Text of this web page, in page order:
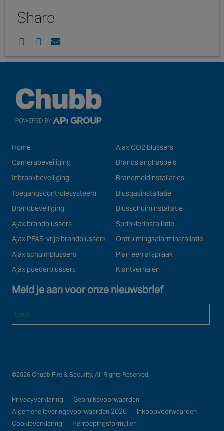
Share
Home
Camerabeveiliging
Inbraakbeveiliging
Toegangscontrolesysteem
Brandbeveiliging
Ajax brandblussers
Ajax PFAS-vrije brandblussers
Ajax schuimblussers
Ajax poederblussers
Ajax CO2 blussers
Brandslanghaspels
Brandmeldinstallaties
Blusgasinstallatie
Blusschuiminstallatie
Sprinklerinstallatie
Ontruimingsalarminstallatie
Plan een afspraak
Klantverhalen
Meld je aan voor onze nieuwsbrief
©2026 Chubb Fire & Security. All Rights Reserved.
Privacyverklaring
Gebruiksvoorwaarden
Algemene leveringsvoorwaarden 2026
Inkoopvoorwaarden
Cookieverklaring
Herroepingsformulier